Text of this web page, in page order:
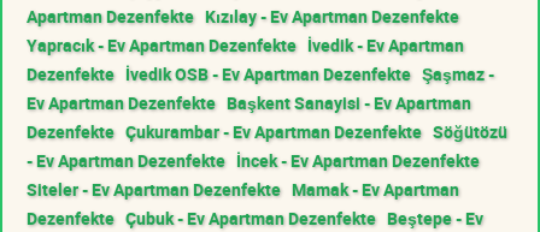
Apartman Dezenfekte Kızılay - Ev Apartman Dezenfekte
Yapracık - Ev Apartman Dezenfekte İvedik - Ev Apartman
Dezenfekte İvedik OSB - Ev Apartman Dezenfekte Şaşmaz -
Ev Apartman Dezenfekte Başkent Sanayisi - Ev Apartman
Dezenfekte Çukurambar - Ev Apartman Dezenfekte Söğütözü
- Ev Apartman Dezenfekte İncek - Ev Apartman Dezenfekte
Siteler - Ev Apartman Dezenfekte Mamak - Ev Apartman
Dezenfekte Çubuk - Ev Apartman Dezenfekte Beştepe - Ev